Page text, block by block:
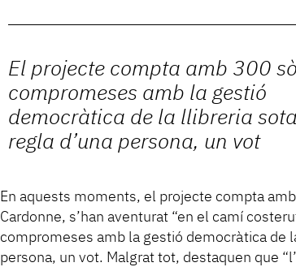
El projecte compta amb 300
compromeses amb la gestió
democràtica de la llibreria
regla d’una persona, un vot
En aquests moments, el projecte compta
Cardonne, s’han aventurat “en el camí
compromeses amb la gestió democràtica de
persona, un vot. Malgrat tot, destaquen que